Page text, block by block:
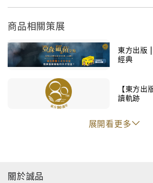
商品相關策展
東方出版
經典
【東方出
讀軌跡
展開看更多
關於誠品